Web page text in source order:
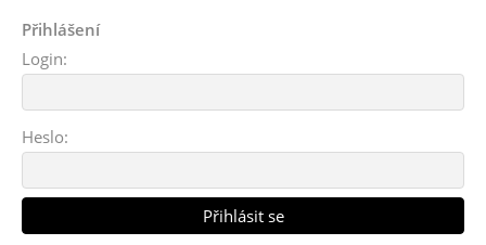
Přihlášení
Login:
Heslo: